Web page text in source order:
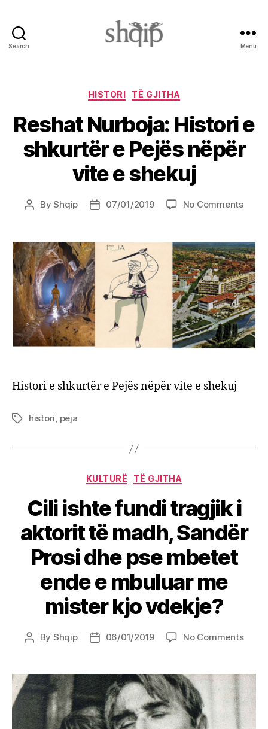
Search Menu
Categories
HISTORI TË GJITHA
Reshat Nurboja: Histori e
shkurtër e Pejës nëpër
vite e shekuj
PostByShqip
Post07/01/2019 No Commentson
e
e
Pejës
nëpër
vite
e
Histori e shkurtër e Pejës nëpër vite e shekuj
Tagshistori, peja
Categories
KULTURË TË GJITHA
Cili ishte fundi tragjik i
aktorit të madh, Sandër
Prosi dhe pse mbetet
ende e mbuluar me
mister kjo vdekje?
Post
By Shqip
Post06/01/2019 No Commentson
fundi
i